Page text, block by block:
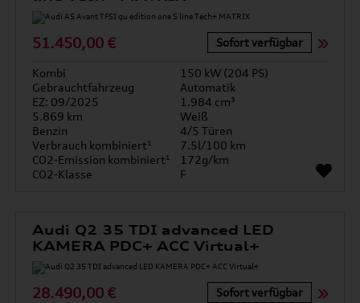
51.450,00 € Sofort verfügbar
Kombi
150 kW (204 PS)
Gebrauchtfahrzeug
Automatik
EZ: 09/2025
1.984 cm³
5.869 km
Weiß
Benzin
4/5 Türen
Verbrauch kombiniert¹
7.5l/100 km
CO2-Emission kombiniert¹
172g/km
CO2-Klasse
F
Audi Q2 35 TDI advanced LED
KAMERA PDC+ ACC Virtual+
28.490,00 € Sofort verfügbar